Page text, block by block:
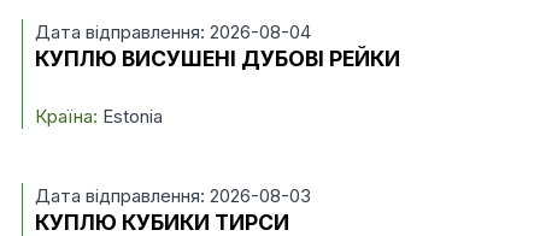
Дата відправлення: 2026-08-04
КУПЛЮ ВИСУШЕНІ ДУБОВІ РЕЙКИ
Країна: Estonia
Дата відправлення: 2026-08-03
КУПЛЮ КУБИКИ ТИРСИ